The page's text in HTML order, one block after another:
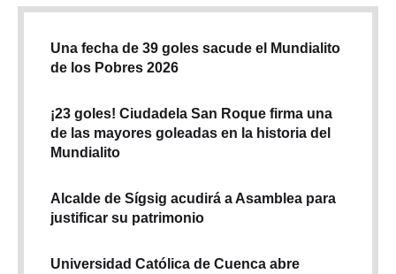
Una fecha de 39 goles sacude el Mundialito
de los Pobres 2026
¡23 goles! Ciudadela San Roque firma una
de las mayores goleadas en la historia del
Mundialito
Alcalde de Sígsig acudirá a Asamblea para
justificar su patrimonio
Universidad Católica de Cuenca abre